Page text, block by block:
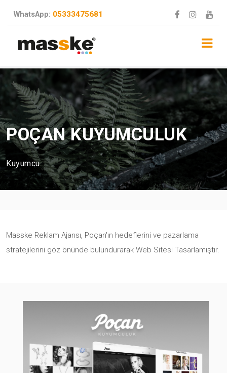
WhatsApp: 05333475681
POÇAN KUYUMCULUK
Kuyumcu
Masske Reklam Ajansı, Poçan'ın hedeflerini ve pazarlama
stratejilerini göz önünde bulundurarak Web Sitesi Tasarlamıştır.